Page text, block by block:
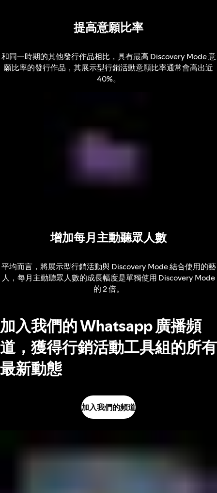
提高意願比率
和同一時期的其他發行作品相比，具有最高 Discovery Mode 意
願比率的發行作品，其展示型行銷活動意願比率通常會高出近
40%。
增加每月主動聽眾人數
平均而言，將展示型行銷活動與 Discovery Mode 結合使用的藝
人，每月主動聽眾人數的成長幅度是單獨使用 Discovery Mode
的 2 倍。
加入我們的 Whatsapp 廣播頻
道，獲得行銷活動工具組的所有
最新動態
加入我們的頻道